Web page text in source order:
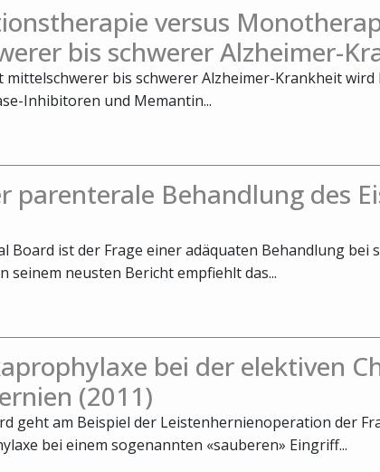
versus
bis schwerer Alzheimer-
mittelschwerer bis schwerer Alzheimer-Krankheit
Inhibitoren und Memantin...
parenterale Behandlung des
Board ist der Frage einer adäquaten Behandlung bei
seinem neusten Bericht empfiehlt das...
bei der elektiven
(2011)
geht am Beispiel der Leistenhernienoperation der
bei einem sogenannten «sauberen» Eingriff...